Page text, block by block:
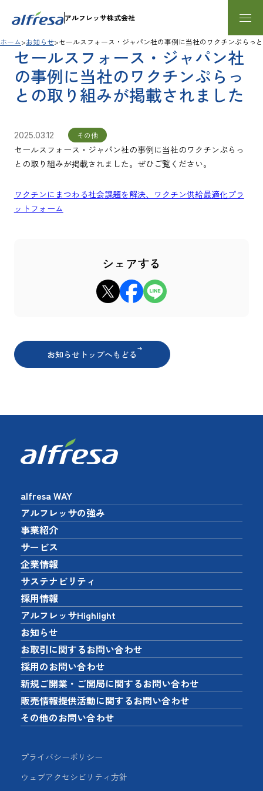
アルフレッサ株式会社
ホーム お知らせ セールスフォース・ジャパン社の事例に当社のワクチンぷらっ
セールスフォース・ジャパン社
の事例に当社のワクチンぷらっ
との取り組みが掲載されました
2025.03.12 その他
セールスフォース・ジャパン社の事例に当社のワクチンぷらっ
との取り組みが掲載されました。ぜひご覧ください。
ワクチンにまつわる社会課題を解決、ワクチン供給最適化プラ
ットフォーム
シェアする
xでシェアFacebookでシェア
LINEでシェア
お知らせトップへもどる
alfresa WAY
アルフレッサの強み
事業紹介
サービス
企業情報
サステナビリティ
採用情報
アルフレッサHighlight
お知らせ
お取引に関するお問い合わせ
採用のお問い合わせ
新規ご開業・ご開局に関するお問い合わせ
販売情報提供活動に関するお問い合わせ
その他のお問い合わせ
プライバシーポリシー
ウェブアクセシビリティ方針